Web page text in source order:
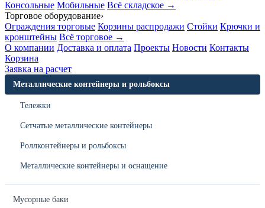
Консольные Мобильные Всё складское →
Торговое оборудование›
Ограждения торговые Корзины распродажи Стойки Крючки и
кронштейны Всё торговое →
О компании Доставка и оплата Проекты Новости Контакты
Корзина
Заявка на расчет
Металлические контейнеры и рольбоксы
Тележки
Сетчатые металлические контейнеры
Роллконтейнеры и рольбоксы
Металлические контейнеры и оснащение
Мусорные баки